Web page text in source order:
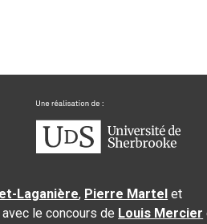
Laganière, Pierre Martel et
avec le concours de Louis Mercier